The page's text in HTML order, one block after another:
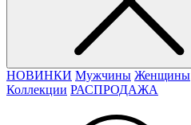
НОВИНКИ Мужчины Женщины
Коллекции РАСПРОДАЖА